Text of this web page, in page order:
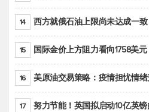
14 西方就俄石油上限尚未达成一
15 国际金价上方阻力看向1758美元
16 美原油交易策略：疫情担忧情
17 努力节能！英国拟启动10亿英镑